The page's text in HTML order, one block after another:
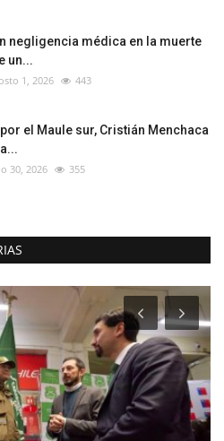
negligencia médica en la muerte
un...
1, 2026 443
el Maule sur, Cristián Menchaca
30, 2026 355